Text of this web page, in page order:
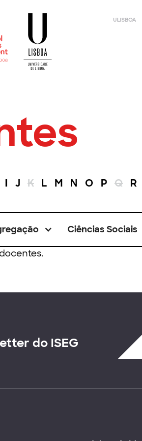
ULISBOA
I J K L M N O P Q R
Ciências Sociais
do ISEG